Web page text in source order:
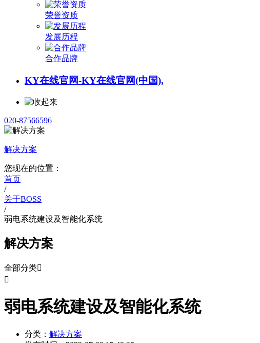
荣誉资质
发展历程
合作品牌
KY在线官网-KY在线官网(中国),
020-87566596
解决方案
您现在的位置：
首页
/
关于BOSS
/
弱电系统建设及智能化系统
解决方案
全部分类

弱电系统建设及智能化系统
分类： 解决方案